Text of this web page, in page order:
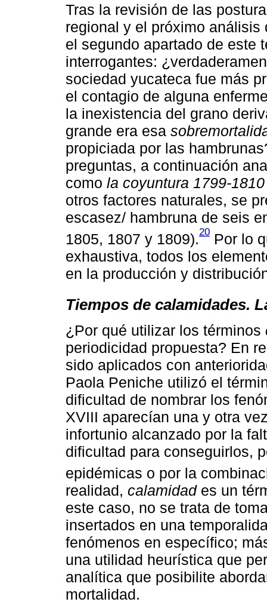
Tras la revisión de las
regional y el próximo
el segundo apartado de este
interrogantes:
sociedad yucateca fue más
el contagio de alguna
la inexistencia del grano
grande era esa
propiciada por las
preguntas, a continuación
como la coyuntura 1799-1810
otros factores naturales, se
escasez/ hambruna de seis
1805, 1807 y 1809).20 Por lo
exhaustiva, todos los
en la producción y
Tiempos de calamidades.
¿Por qué utilizar los términos
periodicidad propuesta? En
sido aplicados con
Paola Peniche utilizó el
dificultad de nombrar los
XVIII aparecían una y otra
infortunio alcanzado por la
dificultad para conseguirlos,
epidémicas o por la
realidad, calamidades un
este caso, no se trata de
insertados en una
fenómenos en específico;
una utilidad heurística que
analítica que posibilite
mortalidad.